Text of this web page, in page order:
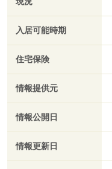
入居可能時期
住宅保険
情報提供元
情報公開日
情報更新日